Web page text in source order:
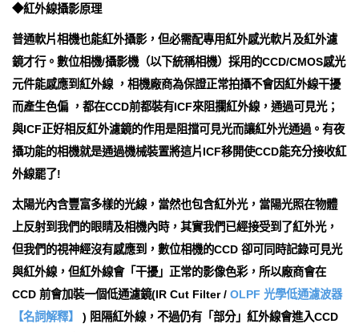
◆紅外線攝影原理
普通軟片相機也能紅外攝影，但必需配專用紅外感光軟片及紅外濾
鏡才行。數位相機/攝影機（以下統稱相機）採用的CCD/CMOS感光
元件能感應到紅外線 ，相機廠商為保證正常拍攝不會因紅外線干擾
而產生色偏 ，都在CCD前都裝有ICF來阻攔紅外線，通過可見光；
與ICF正好相反紅外濾鏡的作用是阻擋可見光而讓紅外光通過。有夜
攝功能的相機就是通過機械裝置將這片ICF移開使CCD能充分接收紅
外線罷了!
太陽光內含豐富多樣的光線，當然也包含紅外光，當陽光照在物體
上反射到我們的眼睛及相機內時，其實我們已經接受到了紅外光，
但我們的視神經沒有感應到，數位相機的CCD 卻可同時記錄可見光
與紅外線，但紅外線會「干擾」正常的影像色彩，所以廠商會在
CCD 前會加裝一個低通濾鏡(IR Cut Filter / OLPF 光學低通濾波器
【名詞解釋】
) 阻隔紅外線，不過仍有「部分」紅外線會進入CCD